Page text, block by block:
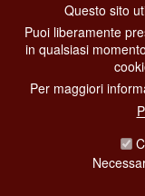
Dipartimento
Via di San
00187 Roma
Questo sito
Puoi liberamente
in qualsiasi
Per maggiori